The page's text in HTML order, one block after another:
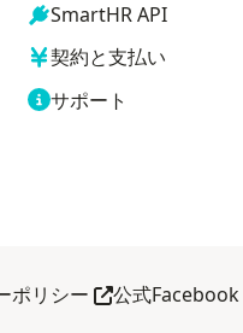
SmartHR API
契約と支払い
サポート
ポリシー 別タブで開く
公式Facebook